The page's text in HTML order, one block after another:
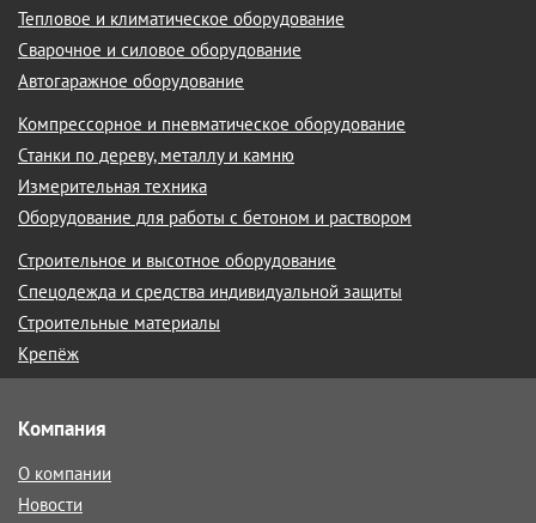
Тепловое и климатическое оборудование
Сварочное и силовое оборудование
Автогаражное оборудование
Компрессорное и пневматическое оборудование
Станки по дереву, металлу и камню
Измерительная техника
Оборудование для работы с бетоном и раствором
Строительное и высотное оборудование
Спецодежда и средства индивидуальной защиты
Строительные материалы
Крепёж
Компания
О компании
Новости